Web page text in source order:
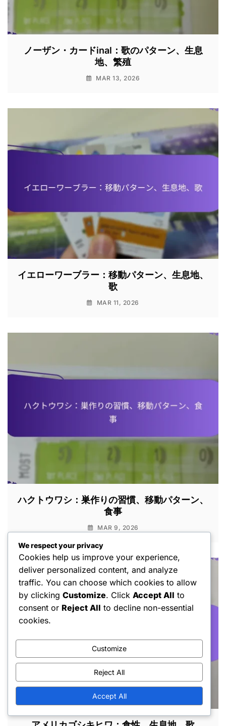
ノーザン・カードinal：歌のパターン、生息
地、繁殖
MAR 13, 2026
イエローワーブラー：移動パターン、生息地、
歌
MAR 11, 2026
ハクトウワシ：巣作りの習慣、移動パターン、
食事
MAR 9, 2026
We respect your privacy
Cookies help us improve your experience,
deliver personalized content, and analyze
traffic. You can choose which cookies to allow
by clicking Customize. Click Accept All to
consent or Reject All to decline non-essential
cookies.
Customize
Reject All
Accept All